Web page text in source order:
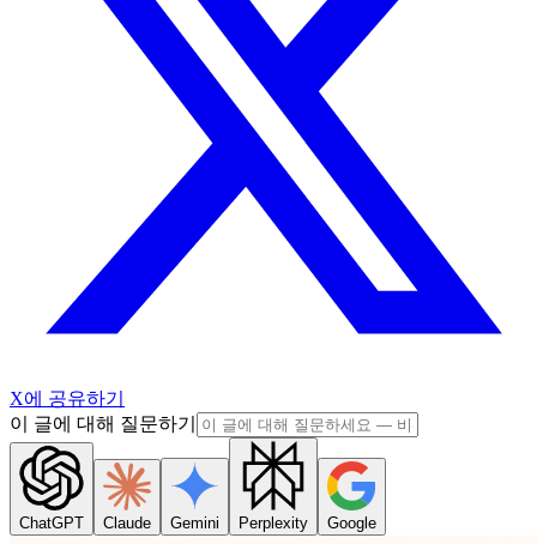
X에 공유하기
이 글에 대해 질문하기
ChatGPT Claude Gemini Perplexity Google